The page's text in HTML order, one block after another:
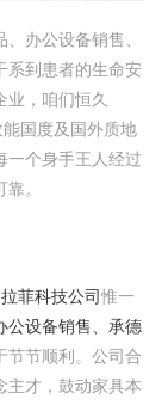
办公设备销售、
系到患者的生命安
，咱们恒久
国度及国外质地
一个身手王人经过
。
拉菲科技公司惟一
公设备销售、承德
节节顺利。公司合
主才，鼓动家具本